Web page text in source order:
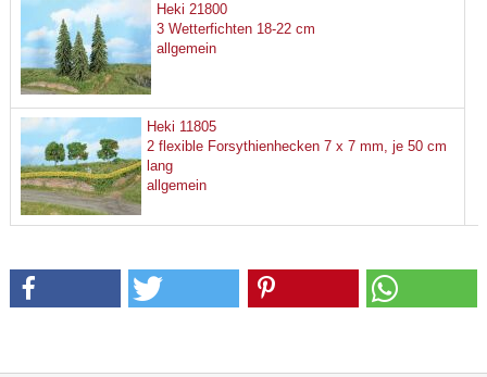
Heki 21800
3 Wetterfichten 18-22 cm
allgemein
Heki 11805
2 flexible Forsythienhecken 7 x 7 mm, je 50 cm
lang
allgemein